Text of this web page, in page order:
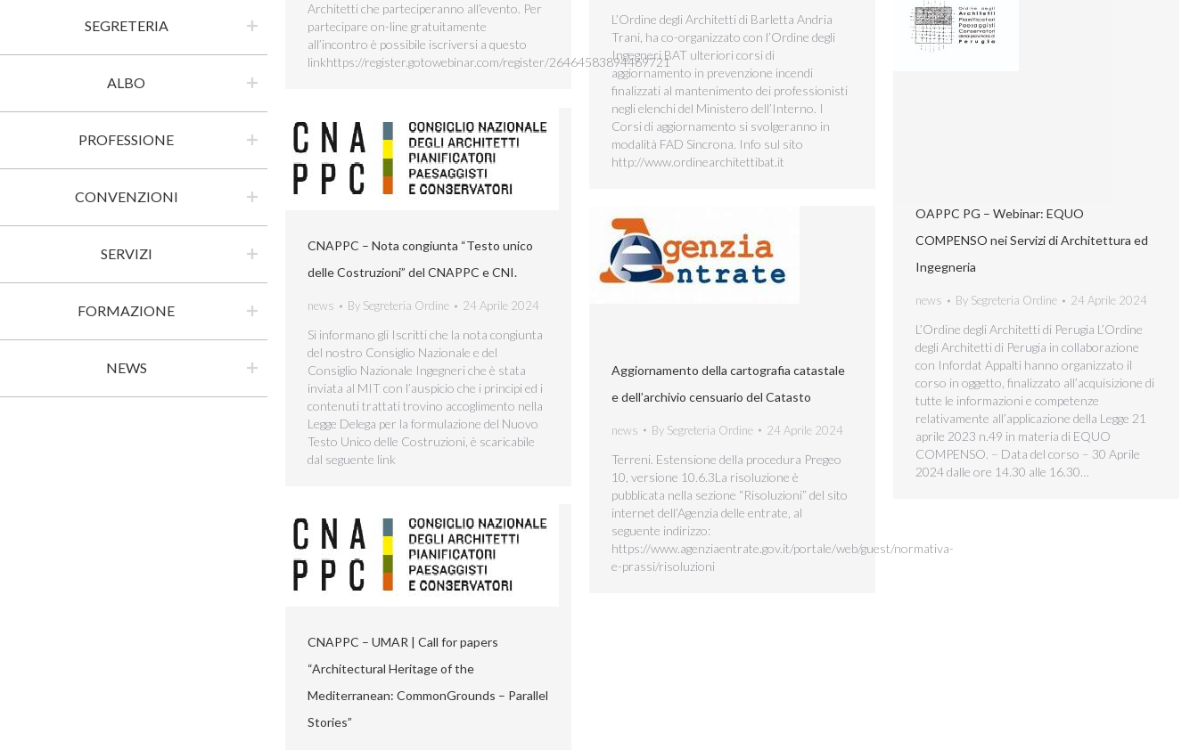
SEGRETERIA
ALBO
PROFESSIONE
CONVENZIONI
SERVIZI
FORMAZIONE
NEWS
Architetti che parteciperanno all’evento. Per
partecipare on-line gratuitamente
all’incontro è possibile iscriversi a questo
linkhttps://register.gotowebinar.com/register/26464583894469721
L’Ordine degli Architetti di Barletta Andria
Trani, ha co-organizzato con l’Ordine degli
Ingegneri BAT ulteriori corsi di
aggiornamento in prevenzione incendi
finalizzati al mantenimento dei professionisti
negli elenchi del Ministero dell’Interno. I
Corsi di aggiornamento si svolgeranno in
modalità FAD Sincrona. Info sul sito
http://www.ordinearchitettibat.it
OAPPC PG – Webinar: EQUO
COMPENSO nei Servizi di Architettura ed
Ingegneria
news By Segreteria Ordine 24 Aprile 2024
L’Ordine degli Architetti di Perugia L’Ordine
degli Architetti di Perugia in collaborazione
con Infordat Appalti hanno organizzato il
corso in oggetto, finalizzato all’acquisizione di
tutte le informazioni e competenze
relativamente all’applicazione della Legge 21
aprile 2023 n.49 in materia di EQUO
COMPENSO. – Data del corso – 30 Aprile
2024 dalle ore 14.30 alle 16.30…
CNAPPC – Nota congiunta “Testo unico
delle Costruzioni” del CNAPPC e CNI.
news By Segreteria Ordine 24 Aprile 2024
Si informano gli Iscritti che la nota congiunta
del nostro Consiglio Nazionale e del
Consiglio Nazionale Ingegneri che è stata
inviata al MIT con l’auspicio che i principi ed i
contenuti trattati trovino accoglimento nella
Legge Delega per la formulazione del Nuovo
Testo Unico delle Costruzioni, è scaricabile
dal seguente link
Aggiornamento della cartografia catastale
e dell’archivio censuario del Catasto
news By Segreteria Ordine 24 Aprile 2024
Terreni. Estensione della procedura Pregeo
10, versione 10.6.3La risoluzione è
pubblicata nella sezione “Risoluzioni” del sito
internet dell’Agenzia delle entrate, al
seguente indirizzo:
https://www.agenziaentrate.gov.it/portale/web/guest/normativa-
e-prassi/risoluzioni
CNAPPC – UMAR | Call for papers
“Architectural Heritage of the
Mediterranean: CommonGrounds – Parallel
Stories”